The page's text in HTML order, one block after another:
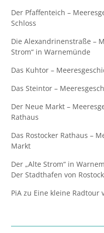
Der Pfaffenteich –
Schloss
Die Alexandrinenstraße –
Strom“ in Warnemünde
Das Kuhtor –
Das Steintor –
Der Neue Markt –
Rathaus
Das Rostocker Rathaus –
Markt
Der „Alte Strom“ in
Der Stadthafen von Rostock
PiA zu Eine kleine Radtour